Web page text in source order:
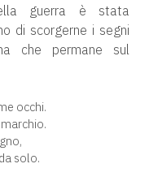
guerra è stata
di scorgerne i segni
che permane sul
occhi.
solo.